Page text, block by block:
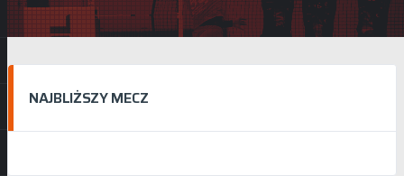
NAJBLIŻSZY MECZ